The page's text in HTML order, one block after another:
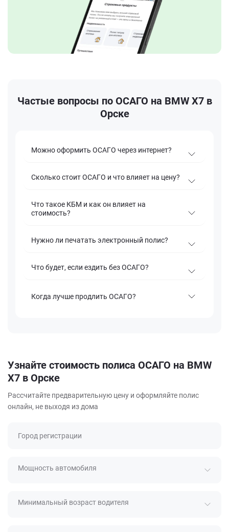
Частые вопросы по ОСАГО на BMW X7 в
Орске
Можно оформить ОСАГО через интернет?
Сколько стоит ОСАГО и что влияет на цену?
Что такое КБМ и как он влияет на
стоимость?
Нужно ли печатать электронный полис?
Что будет, если ездить без ОСАГО?
Когда лучше продлить ОСАГО?
Узнайте стоимость полиса ОСАГО на BMW
X7 в Орске
Рассчитайте предварительную цену и оформляйте полис
онлайн, не выходя из дома
Город регистрации
Мощность автомобиля
Минимальный возраст водителя